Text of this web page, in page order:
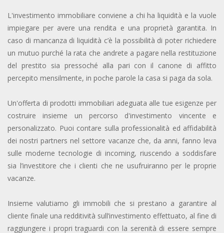
L'investimento immobiliare conviene a chi ha liquidità e la vuole
impiegare per avere una rendita e una proprietà garantita. In
caso di mancanza di liquidità c’è la possibilità di poter richiedere
un mutuo purché la rata che andrete a pagare nella restituzione
del prestito sia pressoché alla pari con il canone di affitto
percepito mensilmente, in poche parole la casa si paga da sola.
Un'offerta di prodotti immobiliari adeguata alle tue esigenze per
costruire insieme un percorso d'investimento vincente e
personalizzato. Puoi contare sulla professionalità ed affidabilità
dei nostri partners nel settore vacanze che, da anni, fanno leva
sulle moderne tecnologie di incoming, riuscendo a soddisfare
sia l’investitore che i clienti che ne usufruiranno per le proprie
vacanze.
Insieme valutiamo gli immobili che si prestano a garantire al
cliente finale una redditività sull’investimento effettuato, al fine di
raggiungere i propri traguardi con la serenità di essere sempre